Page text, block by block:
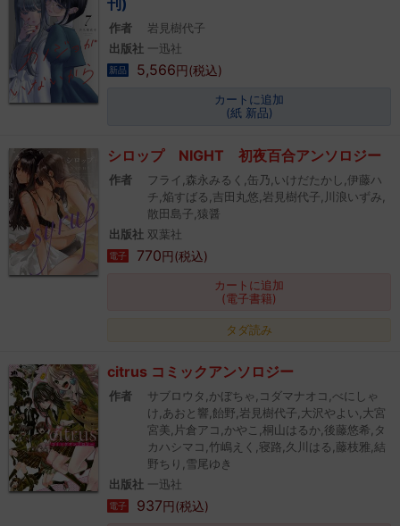
作者
岩見樹代子
出版社
一迅社
新品 5,566円(税込)
カートに追加
(紙 新品)
シロップ NIGHT 初夜百合アンソロジー
作者
フライ,森永みるく,缶乃,いけだたかし,伊藤ハ
チ,焔すばる,吉田丸悠,岩見樹代子,川浪いずみ,
散田島子,猿醤
出版社 双葉社
電子 770円(税込)
カートに追加
(電子書籍)
タダ読み
citrus コミックアンソロジー
作者
サブロウタ,かぼちゃ,コダマナオコ,べにしゃ
け,あおと響,飴野,岩見樹代子,大沢やよい,大宮
宮美,片倉アコ,かやこ,桐山はるか,後藤悠希,タ
カハシマコ,竹嶋えく,寝路,久川はる,藤枝雅,結
野ちり,雪尾ゆき
出版社
一迅社
電子 937円(税込)